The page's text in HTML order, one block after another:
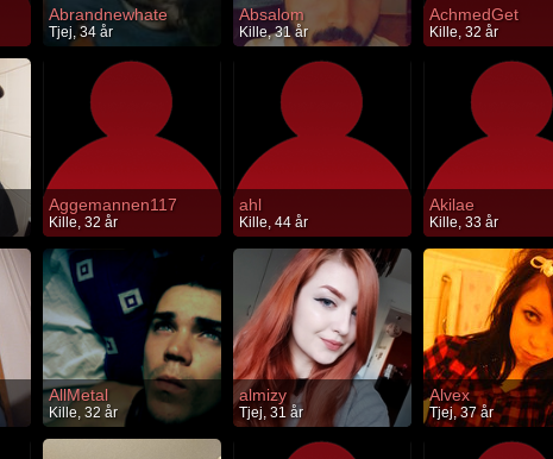
Abrandnewhate
Tjej, 34 år
Absalom
Kille, 31 år
AchmedGet
Kille, 32 år
Aggemannen117
Kille, 32 år
ahl
Kille, 44 år
Akilae
Kille, 33 år
AllMetal
Kille, 32 år
almizy
Tjej, 31 år
Alvex
Tjej, 37 år